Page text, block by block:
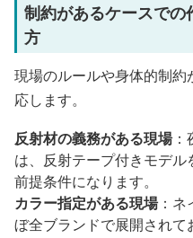
制約があるケースで
方
現場のルールや身体的制
応します。
反射材の義務がある現場：
は、反射テープ付きモデ
前提条件になります。
カラー指定がある現場：ネ
ぼ全ブランドで展開され